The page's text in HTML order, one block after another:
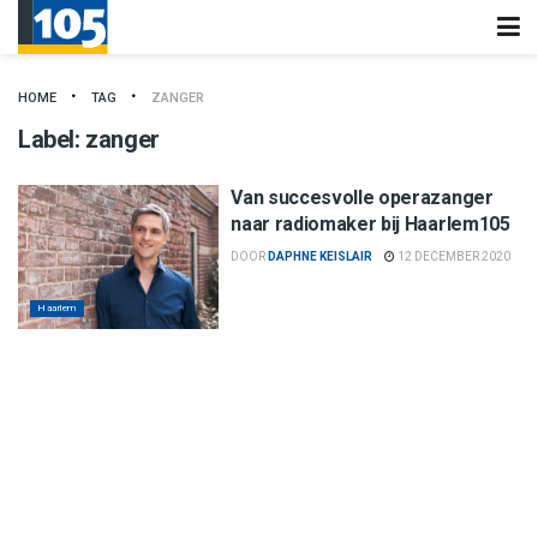
HOME TAG ZANGER
Label: zanger
Haarlem
Van succesvolle operazanger
naar radiomaker bij Haarlem105
DOOR DAPHNE KEISLAIR 12 DECEMBER 2020